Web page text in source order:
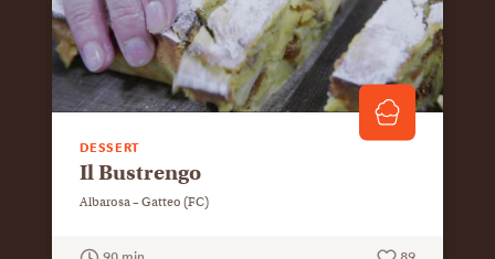
DESSERT
Il Bustrengo
Albarosa – Gatteo (FC)